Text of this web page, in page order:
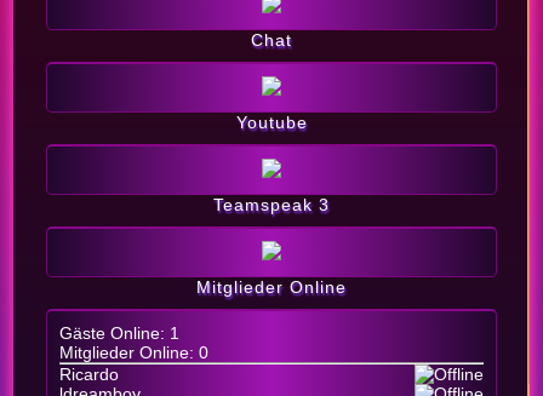
Chat
Youtube
Teamspeak 3
Mitglieder Online
Gäste Online: 1
Mitglieder Online: 0
Ricardo